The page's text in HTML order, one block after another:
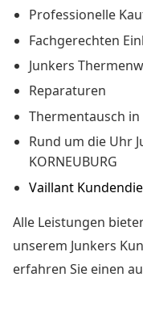
Professionelle
Fachgerechten
Junkers
Reparaturen
Thermentausch in
Rund um die Uhr
KORNEUBURG
Vaillant
Alle Leistungen
unserem Junkers
erfahren Sie einen